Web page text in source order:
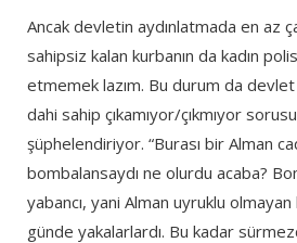
Ancak devletin aydınlatmada en az
sahipsiz kalan kurbanın da kadın
etmemek lazım. Bu durum da
dahi sahip çıkamıyor/çıkmıyor
şüphelendiriyor. “Burası bir Alman
bombalansaydı ne olurdu acaba?
yabancı, yani Alman uyruklu
günde yakalarlardı. Bu kadar